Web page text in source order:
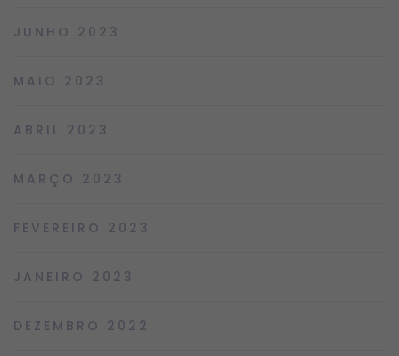
JUNHO 2023
MAIO 2023
ABRIL 2023
MARÇO 2023
FEVEREIRO 2023
JANEIRO 2023
DEZEMBRO 2022